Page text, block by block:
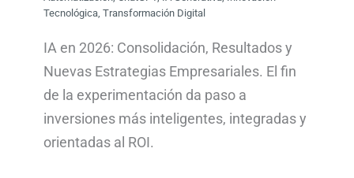
Tecnológica,Transformación Digital
IA en 2026: Consolidación, Resultados y
Nuevas Estrategias Empresariales. El fin
de la experimentación da paso a
inversiones más inteligentes, integradas y
orientadas al ROI.